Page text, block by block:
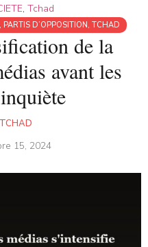
, Tchad
PARTIS D’OPPOSITION, TCHAD
de la
avant les
TCHAD
15, 2024